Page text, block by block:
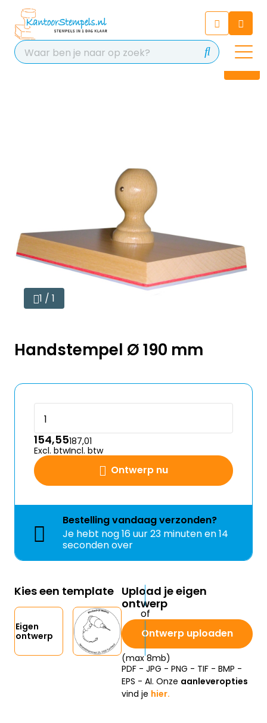
Chat 24/7 met onze chatbot
voor hulp
Contact
1 / 1
Handstempel Ø 190 mm
Ontwerp nu
154,55
Excl. btw
187,01
Incl. btw
Bestellingvandaagverzonden?
Je hebt nog16 uur 23 minuten en 14
seconden over
Kies een template
Eigen
ontwerp
Upload je eigen
ontwerp
Ontwerp uploaden
(max 8mb)
PDF - JPG - PNG - TIF - BMP -
EPS - AI. Onze aanleveropties
vind je hier.